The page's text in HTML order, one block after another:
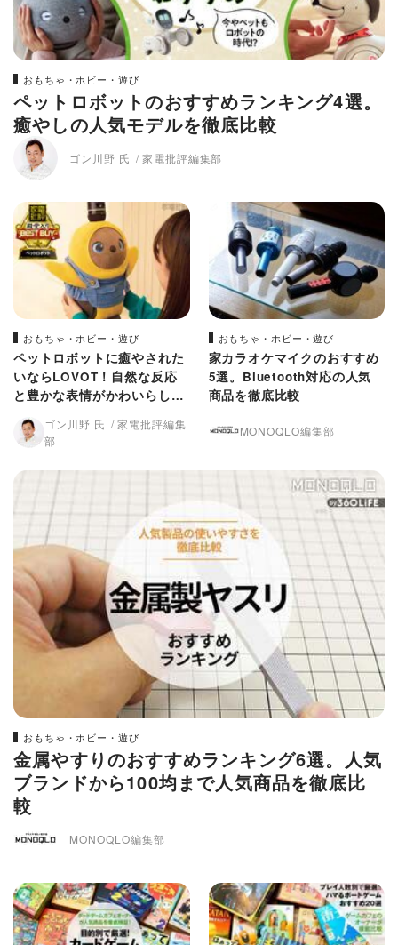
おもちゃ・ホビー・遊び
ペットロボットのおすすめランキング4選。
癒やしの人気モデルを徹底比較
ゴン川野 氏 家電批評編集部
おもちゃ・ホビー・遊び
ペットロボットに癒やされた
いならLOVOT！自然な反応
と豊かな表情がかわいらしい
んです
ゴン川野 氏
家電批評編集
部
おもちゃ・ホビー・遊び
家カラオケマイクのおすすめ
5選。Bluetooth対応の人気
商品を徹底比較
MONOQLO編集部
おもちゃ・ホビー・遊び
金属やすりのおすすめランキング6選。人気
ブランドから100均まで人気商品を徹底比
較
MONOQLO編集部